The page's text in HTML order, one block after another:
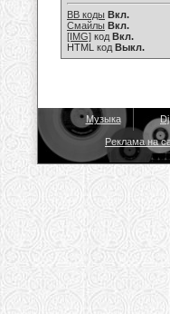
BB коды Вкл.
Смайлы Вкл.
[IMG] код Вкл.
HTML код Выкл.
Музыка
Реклама на